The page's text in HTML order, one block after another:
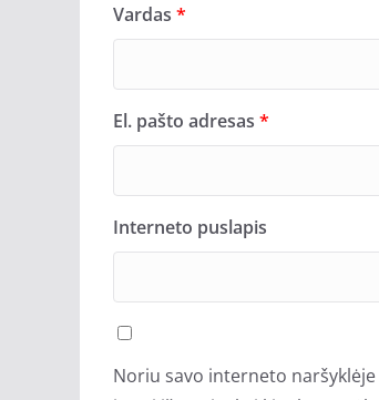
Vardas *
El. pašto adresas *
Interneto puslapis
Noriu savo interneto